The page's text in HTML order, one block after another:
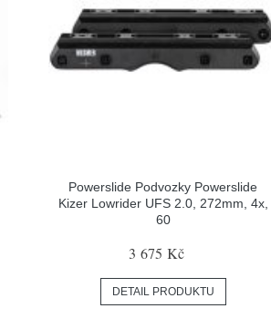
Powerslide Podvozky Powerslide
Kizer Lowrider UFS 2.0, 272mm, 4x,
60
3 675 Kč
DETAIL PRODUKTU